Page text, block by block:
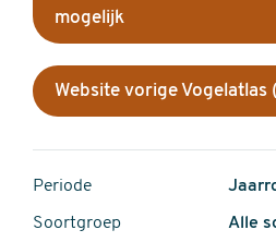
mogelijk
Website vorige Vogelatlas
Periode
Soortgroep Alle